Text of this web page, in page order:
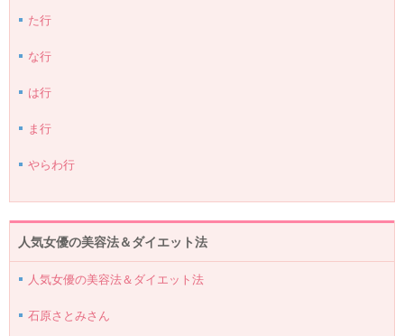
た行
な行
は行
ま行
やらわ行
人気女優の美容法＆ダイエット法
人気女優の美容法＆ダイエット法
石原さとみさん